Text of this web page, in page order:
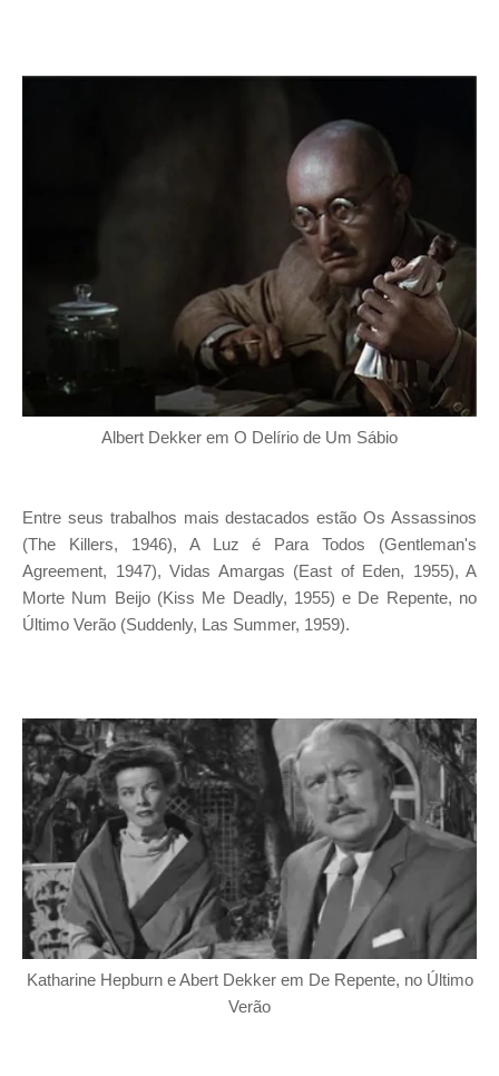
Albert Dekker em O Delírio de Um Sábio
Entre seus trabalhos mais destacados estão Os Assassinos
(The Killers, 1946), A Luz é Para Todos (Gentleman's
Agreement, 1947), Vidas Amargas (East of Eden, 1955), A
Morte Num Beijo (Kiss Me Deadly, 1955) e De Repente, no
Último Verão (Suddenly, Las Summer, 1959).
Katharine Hepburn e Abert Dekker em De Repente, no Último
Verão